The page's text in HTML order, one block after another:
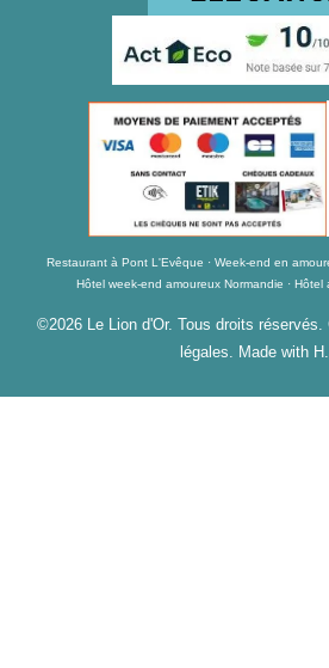
Restaurant à Pont L'Evêque
Week-end en
Hôtel week-end amoureux Normandie
Hôtel
©2026 Le Lion d'Or. Tous droits réservés.
légales. Made with